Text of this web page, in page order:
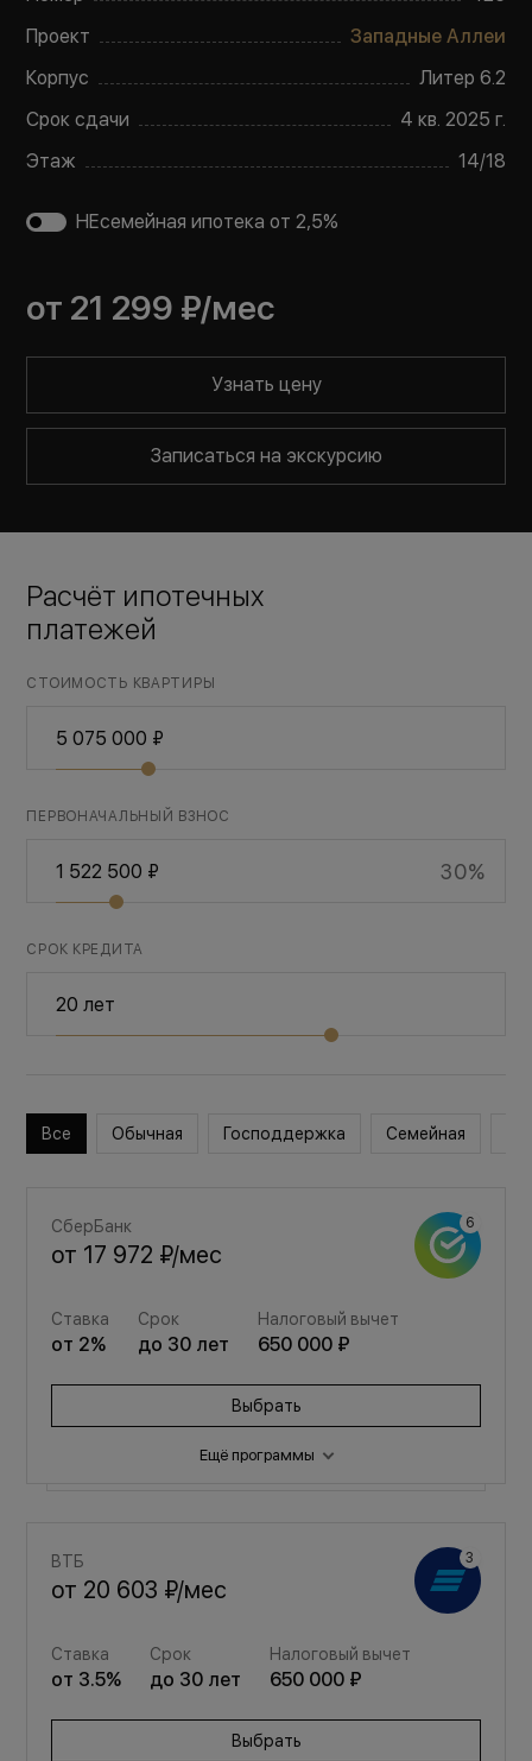
Проект
Западные Аллеи
Корпус
Литер 6.2
Срок сдачи
4 кв. 2025 г.
Этаж
14/18
НЕсемейная ипотека от 2,5%
от 21 299 ₽/мес
Узнать цену
Записаться на экскурсию
Расчёт ипотечных
платежей
СТОИМОСТЬ КВАРТИРЫ
ПЕРВОНАЧАЛЬНЫЙ ВЗНОС
30%
СРОК КРЕДИТА
Все Обычная Господдержка Семейная
СберБанк
от 17 972 ₽/мес
Ставка
от 2%
Срок
до 30 лет
Налоговый вычет
650 000 ₽
Выбрать
Ещё программы
от24 064 ₽ /мес
от3.5% до30 650 000 ₽
Выбрать
ВТБ
от 20 603 ₽/мес
Ставка
от 3.5%
Срок
до 30 лет
Налоговый вычет
650 000 ₽
Выбрать